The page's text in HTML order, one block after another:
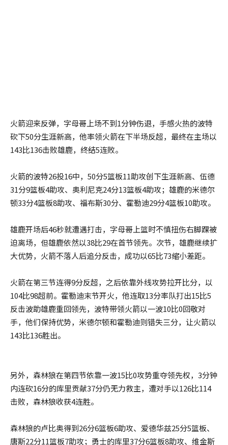
火箭迎来反弹，字母哥上场不到1分钟伤退，手感火热的波特
砍下50分生涯新高，他率领火箭在下半场反超，最终在主场以
143比136击败雄鹿，终结5连败。
火箭的波特26投16中，50分5篮板11助攻创下生涯新高、伍德
31分9篮板4助攻、奥利尼克24分13篮板4助攻；雄鹿的米德尔
顿33分4篮板8助攻、福布斯30分、霍勒迪29分4篮板10助攻。
雄鹿开场后46秒就遭遇打击，字母哥上篮时不慎扭伤右脚踝被
迫离场，但雄鹿依然以38比29在首节领先。次节，雄鹿继续扩
大优势，火箭不落人后追分反击，成功以65比73缩小差距。
火箭在第三节连得9分反超，之后依靠外线攻势拉开比分，以
104比98超前。霍勒迪末节开火，他连取13分率队打出15比5
反击波助雄鹿重回领先，波特带领火箭以一波10比0回敬对
手，他们保持优势，米德尔顿和霍勒迪则错失三分，让火箭以
143比136胜出。
另外，森林狼在第四节依靠一波15比0攻势重夺领先权，3分钟
内连砍16分的库里贡献37分仍无力救主，遭对手以126比114
击败，森林狼收获4连胜。
森林狼的卢比奥得到26分6篮板6助攻、爱德华兹25分5篮板、
唐斯22分11篮板7助攻；勇士的库里37分6篮板8助攻、维金斯